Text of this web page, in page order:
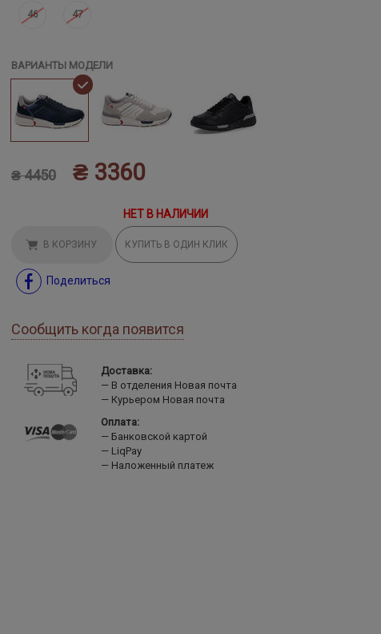
46 47
ВАРИАНТЫ МОДЕЛИ
₴ 4450 ₴ 3360
НЕТ В НАЛИЧИИ
В КОРЗИНУ КУПИТЬ В ОДИН КЛИК
Поделиться
Сообщить когда появится
Доставка:
В отделения Новая почта
Курьером Новая почта
Оплата:
Банковской картой
LiqPay
Наложенный платеж